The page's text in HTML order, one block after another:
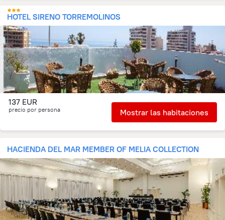
HOTEL SIRENO TORREMOLINOS
137 EUR
precio por persona Mostrar las habitaciones
HACIENDA DEL MAR MEMBER OF MELIA COLLECTION